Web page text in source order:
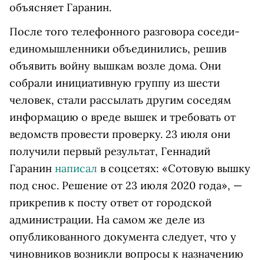
объясняет Гаранин.
После того телефонного разговора соседи-
единомышленники объединились, решив
объявить войну вышкам возле дома. Они
собрали инициативную группу из шести
человек, стали рассылать другим соседям
информацию о вреде вышек и требовать от
ведомств провести проверку. 23 июля они
получили первый результат, Геннадий
Гаранин написал в соцсетях: «Сотовую вышку
под снос. Решение от 23 июля 2020 года», —
прикрепив к посту ответ от городской
администрации. На самом же деле из
опубликованного документа следует, что у
чиновников возникли вопросы к назначению